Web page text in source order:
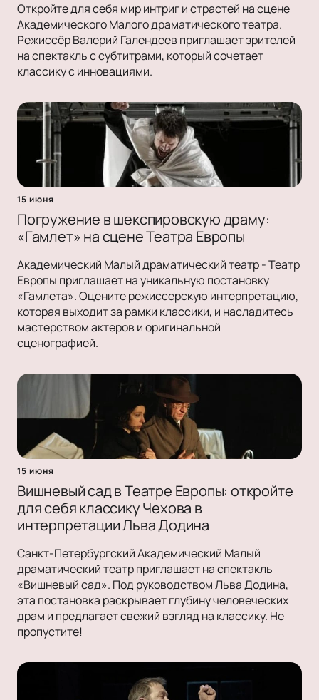
Откройте для себя мир интриг и страстей на сцене
Академического Малого драматического театра.
Режиссёр Валерий Галендеев приглашает зрителей
на спектакль с субтитрами, который сочетает
классику с инновациями.
15 июня
Погружение в шекспировскую драму:
«Гамлет» на сцене Театра Европы
Академический Малый драматический театр - Театр
Европы приглашает на уникальную постановку
«Гамлета». Оцените режиссерскую интерпретацию,
которая выходит за рамки классики, и насладитесь
мастерством актеров и оригинальной
сценографией.
15 июня
Вишневый сад в Театре Европы: откройте
для себя классику Чехова в
интерпретации Льва Додина
Санкт-Петербургский Академический Малый
драматический театр приглашает на спектакль
«Вишневый сад». Под руководством Льва Додина,
эта постановка раскрывает глубину человеческих
драм и предлагает свежий взгляд на классику. Не
пропустите!